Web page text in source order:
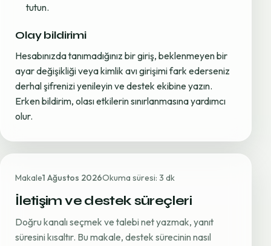
tutun.
Olay bildirimi
Hesabınızda tanımadığınız bir giriş, beklenmeyen bir
ayar değişikliği veya kimlik avı girişimi fark ederseniz
derhal şifrenizi yenileyin ve destek ekibine yazın.
Erken bildirim, olası etkilerin sınırlanmasına yardımcı
olur.
Makale1 Ağustos 2026Okuma süresi: 3 dk
İletişim ve destek süreçleri
Doğru kanalı seçmek ve talebi net yazmak, yanıt
süresini kısaltır. Bu makale, destek sürecinin nasıl